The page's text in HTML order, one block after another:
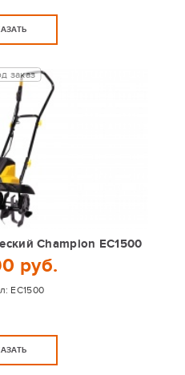
Champion EC1500
руб.
EC1500
заказ